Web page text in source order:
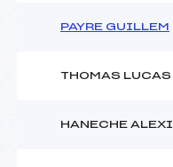
PAYRE GUILLEM
THOMAS LUCAS
HANECHE ALEXI